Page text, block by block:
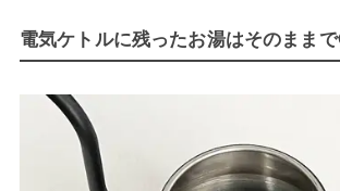
電気ケトルに残ったお湯はそのままで